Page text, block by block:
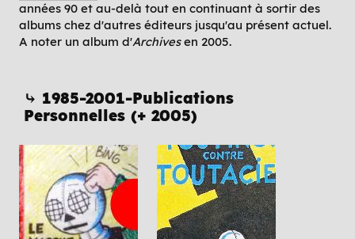
années 90 et au-delà tout en continuant à sortir des
albums chez d'autres éditeurs jusqu'au présent actuel.
A noter un album d'Archivesen 2005.
⤷ 1985-2001-Publications
Personnelles (+ 2005)